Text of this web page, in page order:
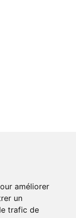
améliorer
un
trafic de